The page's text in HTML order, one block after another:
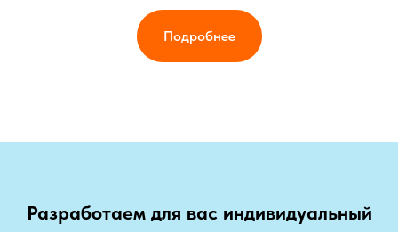
Подробнее
Разработаем для вас индивидуальный